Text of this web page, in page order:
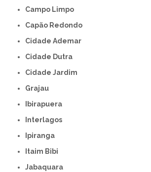
Campo Limpo
Capão Redondo
Cidade Ademar
Cidade Dutra
Cidade Jardim
Grajau
Ibirapuera
Interlagos
Ipiranga
Itaim Bibi
Jabaquara